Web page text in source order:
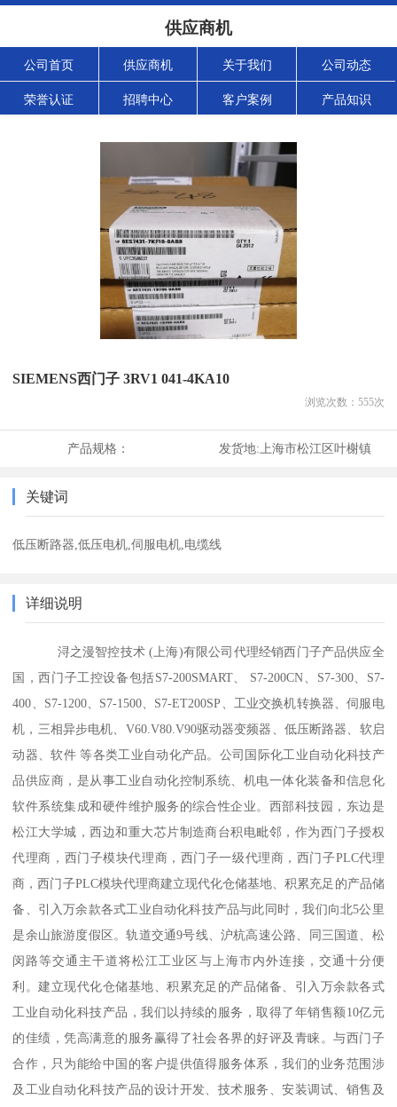
供应商机
公司首页 供应商机 关于我们 公司动态
荣誉认证 招聘中心 客户案例 产品知识
SIEMENS西门子 3RV1 041-4KA10
浏览次数： 555次
产品规格： 发货地: 上海市松江区叶榭镇
关键词
低压断路器,低压电机,伺服电机,电缆线
详细说明
浔之漫智控技术 (上海)有限公司代理经销西门子产品供应全
国，西门子工控设备包括S7-200SMART、 S7-200CN、S7-300、S7-
400、S7-1200、S7-1500、S7-ET200SP、工业交换机转换器、伺服电
机，三相异步电机、V60.V80.V90驱动器变频器、低压断路器、软启
动器、软件 等各类工业自动化产品。公司国际化工业自动化科技产
品供应商，是从事工业自动化控制系统、机电一体化装备和信息化
软件系统集成和硬件维护服务的综合性企业。西部科技园，东边是
松江大学城，西边和重大芯片制造商台积电毗邻，作为西门子授权
代理商，西门子模块代理商，西门子一级代理商，西门子PLC代理
商，西门子PLC模块代理商建立现代化仓储基地、积累充足的产品储
备、引入万余款各式工业自动化科技产品与此同时，我们向北5公里
是余山旅游度假区。轨道交通9号线、沪杭高速公路、同三国道、松
闵路等交通主干道将松江工业区与上海市内外连接，交通十分便
利。建立现代化仓储基地、积累充足的产品储备、引入万余款各式
工业自动化科技产品，我们以持续的服务，取得了年销售额10亿元
的佳绩，凭高满意的服务赢得了社会各界的好评及青睐。与西门子
合作，只为能给中国的客户提供值得服务体系，我们的业务范围涉
及工业自动化科技产品的设计开发、技术服务、安装调试、销售及